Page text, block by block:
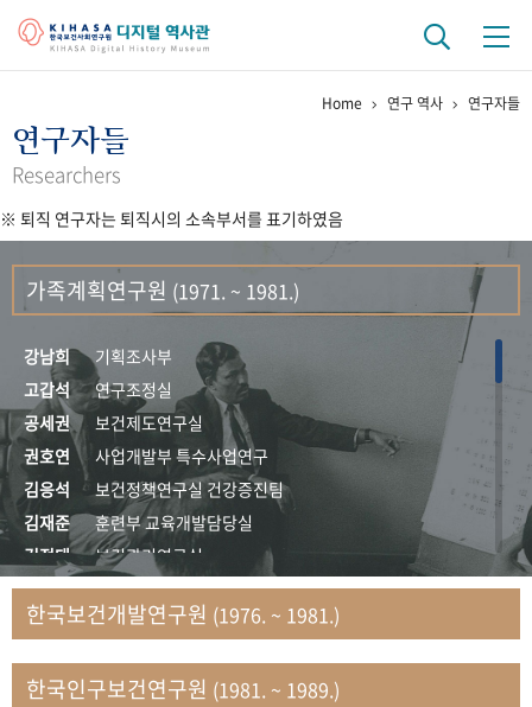
걸어온 길 기관 변천사
연구 역사
정책과 연구 키워드로 보는 연구 역사
연구자들
간행물 변천사
기록물 아카이브
사진 아카이브 문서 기록물 행정박물 영상 기록물
50+1주년 기념
성과 50선 숫자로 보는 50년
세계와 함께 한 KIHASA
VR 역사관
Home 연구 역사 연구자들
연구자들
Researchers
※ 퇴직 연구자는 퇴직시의 소속부서를 표기하였음
가족계획연구원 (1971. ~ 1981.)
강남희
기획조사부
고갑석
연구조정실
공세권
보건제도연구실
권호연
사업개발부 특수사업연구
김응석
보건정책연구실 건강증진팀
김재준
훈련부 교육개발담당실
김정태
보건관리연구실
김지자
연구부 사회개발담당실
김태룡
조사평가부 연구과
문현상
가족복지연구실 인구가족연구팀
한국보건개발연구원 (1976. ~ 1981.)
한국인구보건연구원 (1981. ~ 1989.)